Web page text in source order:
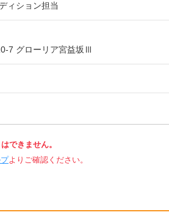
ィション担当
7 グローリア宮益坂Ⅲ
できません。
よりご確認ください。